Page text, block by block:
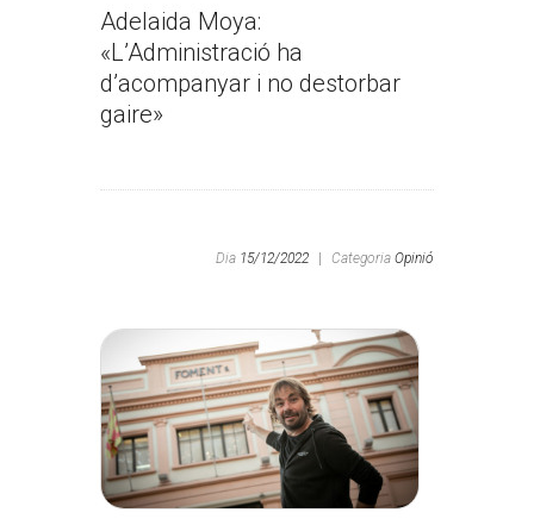
Adelaida Moya:
«L’Administració ha
d’acompanyar i no destorbar
gaire»
Dia 15/12/2022 | Categoria Opinió